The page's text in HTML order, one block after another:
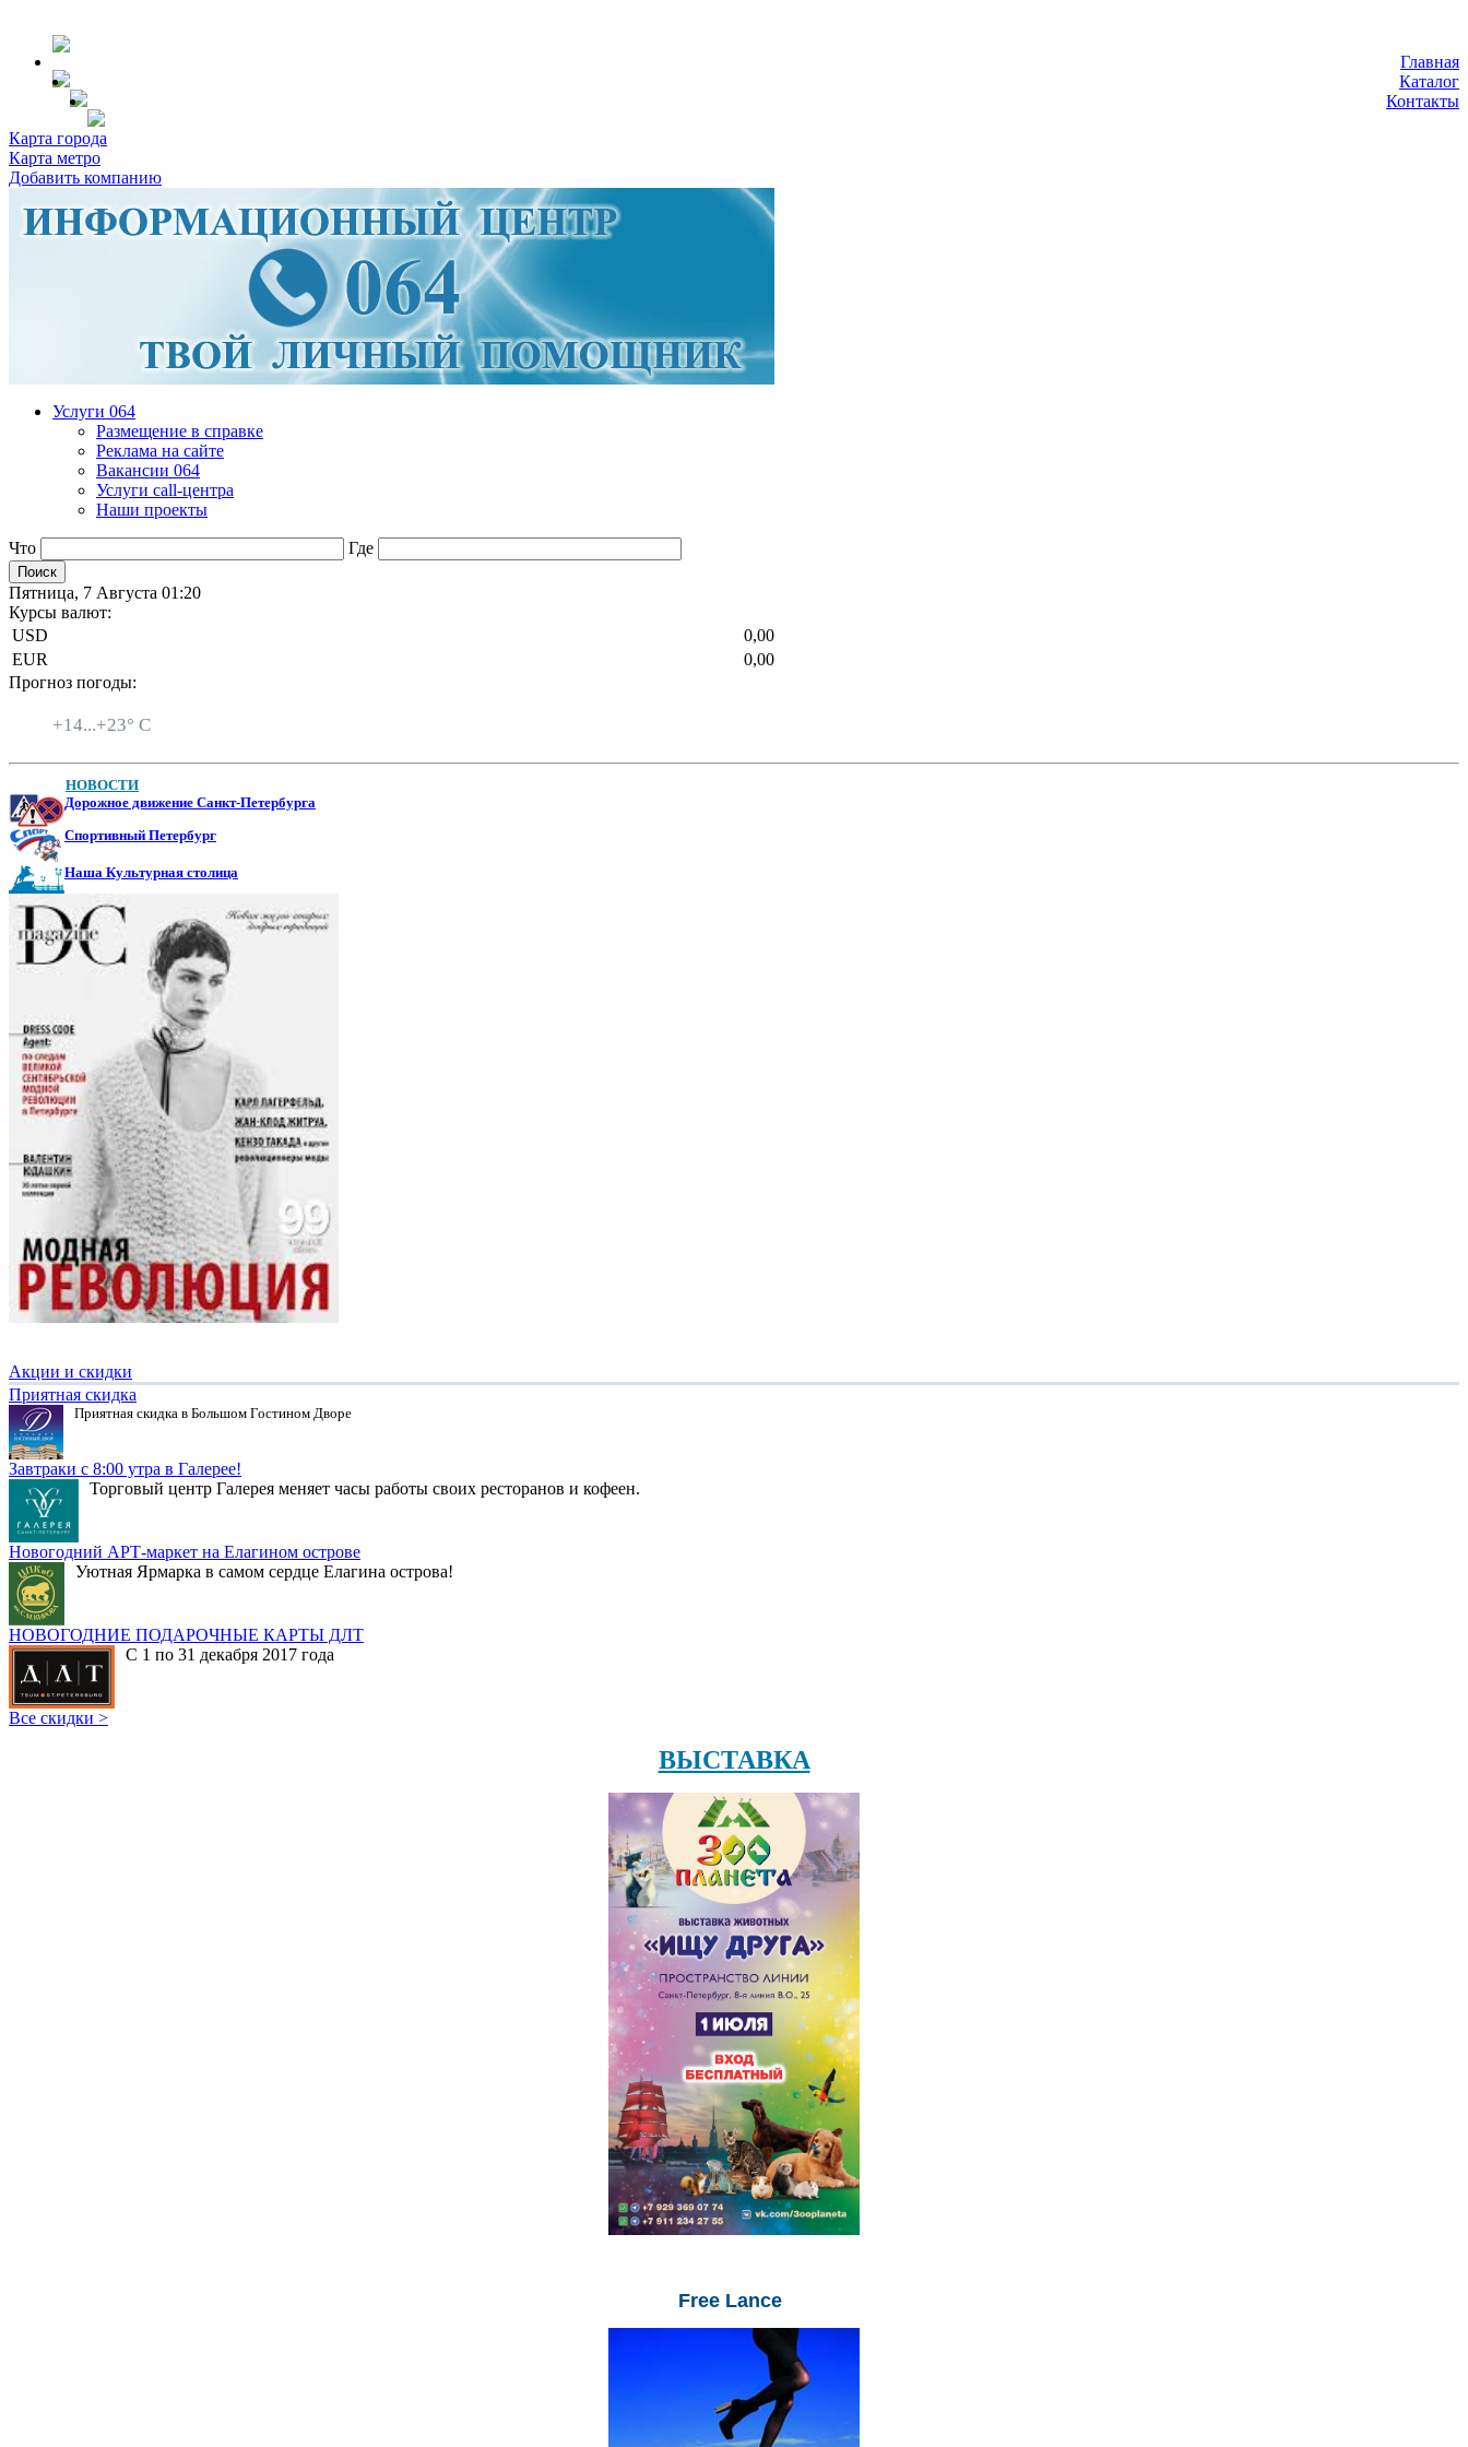
Главная
Каталог
Контакты
Карта города
Карта метро
Добавить компанию
Услуги 064
Размещение в справке
Реклама на сайте
Вакансии 064
Услуги call-центра
Наши проекты
Что Где
Пятница, 7 Августа 01:20
Курсы валют:
USD
0,00
EUR
0,00
Прогноз погоды:
+14...+23° C
НОВОСТИ
Дорожное движение Санкт-Петербурга
Спортивный Петербург
Наша Культурная столица
Акции и скидки
Приятная скидка
Приятная скидка в Большом Гостином Дворе
Завтраки с 8:00 утра в Галерее!
Торговый центр Галерея меняет часы работы своих ресторанов и кофеен.
Новогодний АРТ-маркет на Елагином острове
Уютная Ярмарка в самом сердце Елагина острова!
НОВОГОДНИЕ ПОДАРОЧНЫЕ КАРТЫ ДЛТ
С 1 по 31 декабря 2017 года
Все скидки >
ВЫСТАВКА
Free Lance